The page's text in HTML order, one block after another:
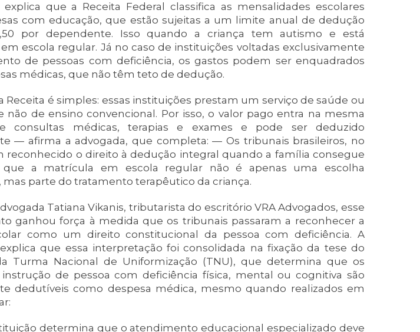
explica que a Receita Federal classifica as mensalidades escolares
com educação, que estão sujeitas a um limite anual de dedução
por dependente. Isso quando a criança tem autismo e está
escola regular. Já no caso de instituições voltadas exclusivamente
de pessoas com deficiência, os gastos podem ser enquadrados
médicas, que não têm teto de dedução.
Receita é simples: essas instituições prestam um serviço de saúde ou
não de ensino convencional. Por isso, o valor pago entra na mesma
consultas médicas, terapias e exames e pode ser deduzido
— afirma a advogada, que completa: — Os tribunais brasileiros, no
reconhecido o direito à dedução integral quando a família consegue
que a matrícula em escola regular não é apenas uma escolha
mas parte do tratamento terapêutico da criança.
Tatiana Vikanis, tributarista do escritório VRA Advogados, esse
ganhou força à medida que os tribunais passaram a reconhecer a
como um direito constitucional da pessoa com deficiência. A
que essa interpretação foi consolidada na fixação da tese do
Turma Nacional de Uniformização (TNU), que determina que os
de pessoa com deficiência física, mental ou cognitiva são
dedutíveis como despesa médica, mesmo quando realizados em
determina que o atendimento educacional especializado deve